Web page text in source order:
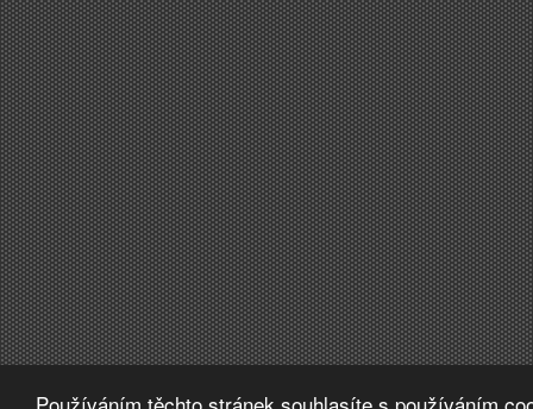
Používáním těchto stránek souhlasíte s používáním